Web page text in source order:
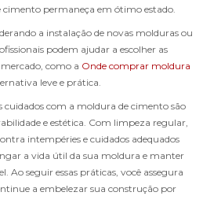
permaneça em ótimo estado.
a instalação de novas molduras ou
podem ajudar a escolher as
como a Onde comprar moldura
leve e prática.
com a moldura de cimento são
e estética. Com limpeza regular,
intempéries e cuidados adequados
a vida útil da sua moldura e manter
Ao seguir essas práticas, você assegura
a embelezar sua construção por